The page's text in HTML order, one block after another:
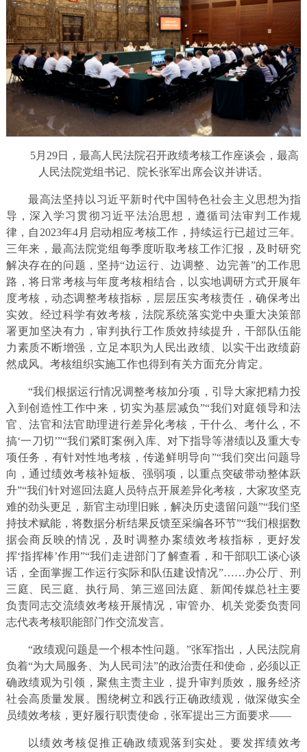
5月29日，最高人民法院召开政绩考核工作座谈会，最高
人民法院党组书记、院长张军出席会议并讲话。
最高法坚持以习近平新时代中国特色社会主义思想为指
导，深入学习贯彻习近平法治思想，遵循司法审判工作规
律，自2023年4月启动相应考核工作，持续运行已超过三年。
三年来，最高法院党组每季度听取考核工作汇报，及时研究
解决存在的问题，坚持“边运行、边调整、边完善”的工作思
路，将日常考核与年度考核相结合，以实地调研方式开展年
度考核，动态调整考核指标，层层压实考核责任，确保考出
实效。经过科学有效考核，法院系统落实党中央重大决策部
署更加坚决有力，审判执行工作质效持续提升，干部队伍能
力素质不断增强，立足本职为人民出政绩、以实干出政绩蔚
然成风。考核组织实施工作也得到有关方面充分肯定。
“我们根据运行情况调整考核加分项，引导大家把精力投
入到创造性工作中来，切实为基层减负”“我们对庭领导和法
官、法官和法官助理进行差异化考核，干什么、考什么，不
搞‘一刀切’”“我们紧盯案例入库、对下指导等潜绩以及重大专
项任务，有针对性地考核，传递鲜明导向”“我们突出问题导
向，通过绩效考核补短板、强弱项，以重点突破带动整体跃
升”“我们针对巡回法庭人员特点开展差异化考核，大家攻坚克
难的劲头更足，新官主动理旧账，解决历史遗留问题”“我们坚
持技术赋能，将数据分析结果反馈至采编各环节”“我们根据数
据会商反映的情况，及时调整办案绩效考核指标，更好发
挥‘指挥棒’作用”“我们走进部门了解查看，和干部职工谈心谈
话，全面掌握工作运行实际和队伍建设情况”……办公厅、刑
三庭、民三庭、执行局、第三巡回法庭、新闻传媒总社主要
负责同志交流绩效考核开展情况，审管办、机关党委负责同
志代表考核职能部门作交流发言。
“政绩观问题是一个根本性问题。”张军指出，人民法院肩
负着“为大局服务、为人民司法”的政治责任和使命，必须以正
确政绩观为引领，聚焦主责主业，提升审判质效，服务经济
社会高质量发展。围绕树立和践行正确政绩观，做深做实全
员绩效考核，更好履行职责使命，张军提出三方面要求——
以绩效考核促推正确政绩观落到实处。要发挥绩效考